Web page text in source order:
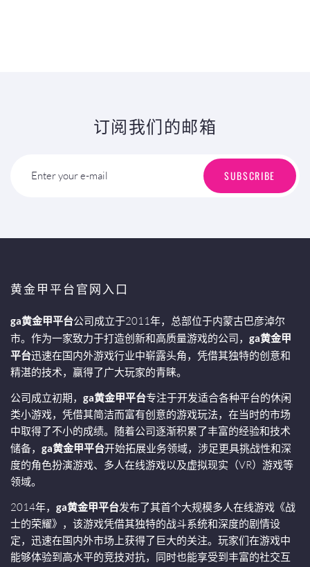
订阅我们的邮箱
Enter your e-mail SUBSCRIBE
黄金甲平台官网入口
ga黄金甲平台公司成立于2011年，总部位于内蒙古巴彦淖尔
市。作为一家致力于打造创新和高质量游戏的公司， ga黄金甲
平台迅速在国内外游戏行业中崭露头角，凭借其独特的创意和
精湛的技术，赢得了广大玩家的青睐。
公司成立初期， ga黄金甲平台专注于开发适合各种平台的休闲
类小游戏，凭借其简洁而富有创意的游戏玩法，在当时的市场
中取得了不小的成绩。随着公司逐渐积累了丰富的经验和技术
储备， ga黄金甲平台开始拓展业务领域，涉足更具挑战性和深
度的角色扮演游戏、多人在线游戏以及虚拟现实（VR）游戏等
领域。
2014年， ga黄金甲平台发布了其首个大规模多人在线游戏《战
士的荣耀》，该游戏凭借其独特的战斗系统和深度的剧情设
定，迅速在国内外市场上获得了巨大的关注。玩家们在游戏中
能够体验到高水平的竞技对抗，同时也能享受到丰富的社交互